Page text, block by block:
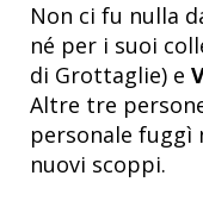
Non ci fu nulla
né per i suoi
di Grottaglie) e
Altre tre
personale fuggì
nuovi scoppi.